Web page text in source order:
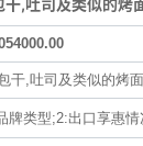
,吐司及类似的烤
干,吐司及类似的烤
牌类型;2:出口享惠